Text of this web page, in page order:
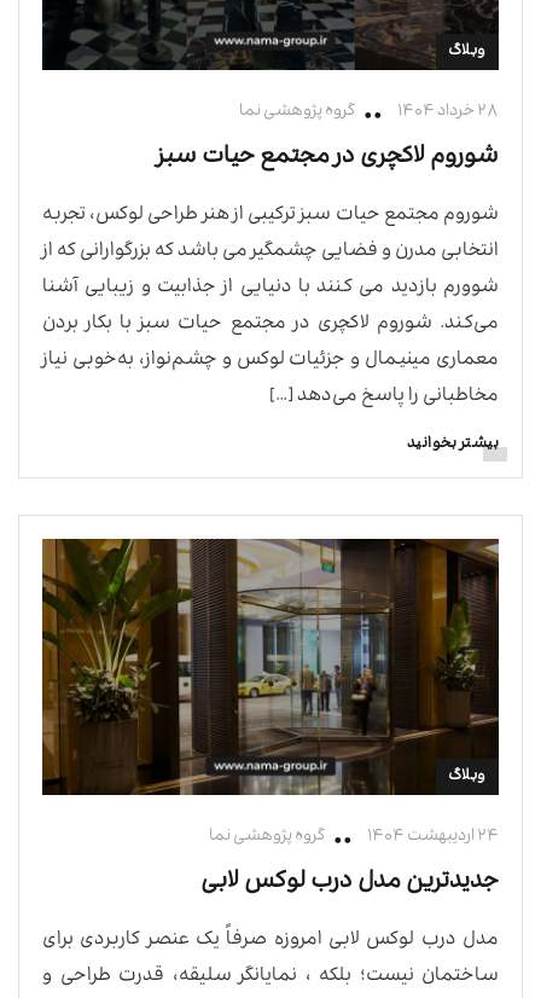
وبلاگ
۲۸ خرداد ۱۴۰۴ گروه پژوهشی نما
شوروم لاکچری در مجتمع حیات سبز
شوروم مجتمع حیات سبز ترکیبی از هنر طراحی لوکس، تجربه
انتخابی مدرن و فضایی چشمگیر می باشد که بزرگوارانی که از
شوورم بازدید می کنند با دنیایی از جذابیت و زیبایی آشنا
می‌کند. شوروم لاکچری در مجتمع حیات سبز با بکار بردن
معماری مینیمال و جزئیات لوکس و چشم‌نواز، به‌خوبی نیاز
مخاطبانی را پاسخ می‌دهد […]
بیشتر بخوانید
وبلاگ
۲۴ اردیبهشت ۱۴۰۴ گروه پژوهشی نما
جدیدترین مدل درب لوکس لابی
مدل درب لوکس لابی امروزه صرفاً یک عنصر کاربردی برای
ساختمان نیست؛ بلکه ، نمایانگر سلیقه، قدرت طراحی و